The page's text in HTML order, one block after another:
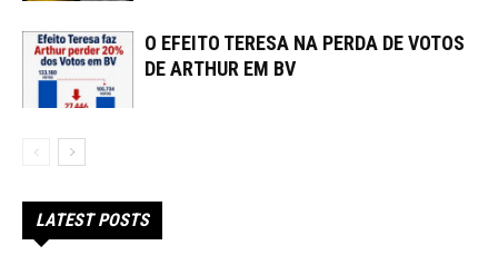
O EFEITO TERESA NA PERDA DE VOTOS
DE ARTHUR EM BV
LATEST POSTS